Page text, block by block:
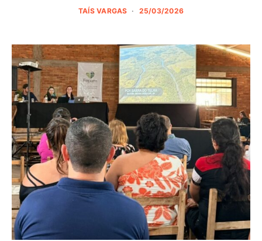
TAÍS VARGAS 25/03/2026